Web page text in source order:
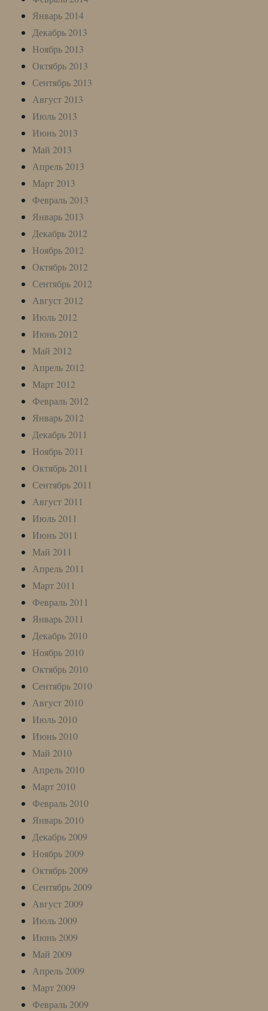
Январь 2014
Декабрь 2013
Ноябрь 2013
Октябрь 2013
Сентябрь 2013
Август 2013
Июль 2013
Июнь 2013
Май 2013
Апрель 2013
Март 2013
Февраль 2013
Январь 2013
Декабрь 2012
Ноябрь 2012
Октябрь 2012
Сентябрь 2012
Август 2012
Июль 2012
Июнь 2012
Май 2012
Апрель 2012
Март 2012
Февраль 2012
Январь 2012
Декабрь 2011
Ноябрь 2011
Октябрь 2011
Сентябрь 2011
Август 2011
Июль 2011
Июнь 2011
Май 2011
Апрель 2011
Март 2011
Февраль 2011
Январь 2011
Декабрь 2010
Ноябрь 2010
Октябрь 2010
Сентябрь 2010
Август 2010
Июль 2010
Июнь 2010
Май 2010
Апрель 2010
Март 2010
Февраль 2010
Январь 2010
Декабрь 2009
Ноябрь 2009
Октябрь 2009
Сентябрь 2009
Август 2009
Июль 2009
Июнь 2009
Май 2009
Апрель 2009
Март 2009
Февраль 2009